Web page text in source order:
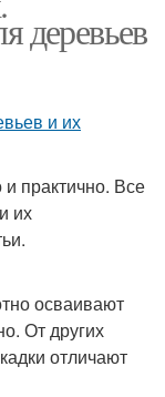
деревьев
практично. Все
их
осваивают
От других
отличают